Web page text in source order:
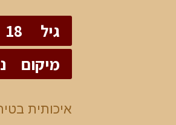
גיל
18
מיקום
איכותית